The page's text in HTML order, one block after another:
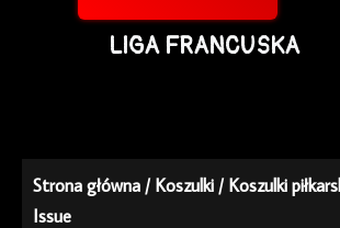
LIGA FRANCUSKA
Strona główna /Koszulki /Koszulki
Issue